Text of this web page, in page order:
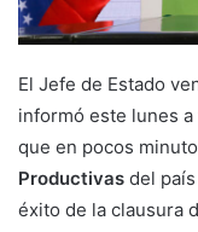
El Jefe de Estado
informó este lunes
que en pocos
Productivas del
éxito de la clausura